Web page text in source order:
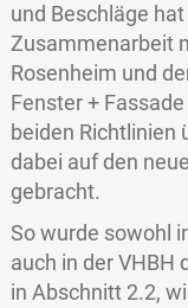
und Beschläge
Zusammenarbeit
Rosenheim und
Fenster +
beiden Richtlinien
dabei auf den
gebracht.
So wurde sowohl
auch in der VHBH
in Abschnitt 2.2,